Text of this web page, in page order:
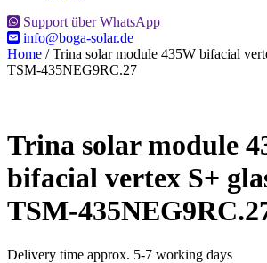
Support über WhatsApp
info@boga-solar.de
Home / Trina solar module 435W bifacial
TSM-435NEG9RC.27
Trina solar module
bifacial vertex S+
TSM-
Delivery time approx. 5-7 working days